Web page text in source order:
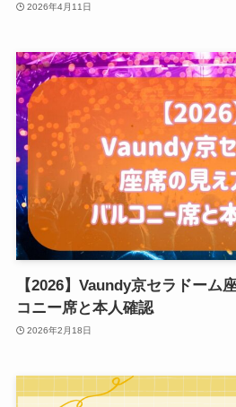
2026年4月11日
【2026】Vaundy京セラドーム
コニー席と本人確認
2026年2月18日